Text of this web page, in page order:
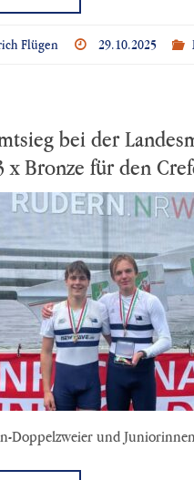
Flügen 29.10.2025
bei der
x Bronze für den
Doppelzweier und